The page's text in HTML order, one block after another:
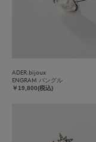
ADER.bijoux
ENGRAM バングル
￥19,800(税込)